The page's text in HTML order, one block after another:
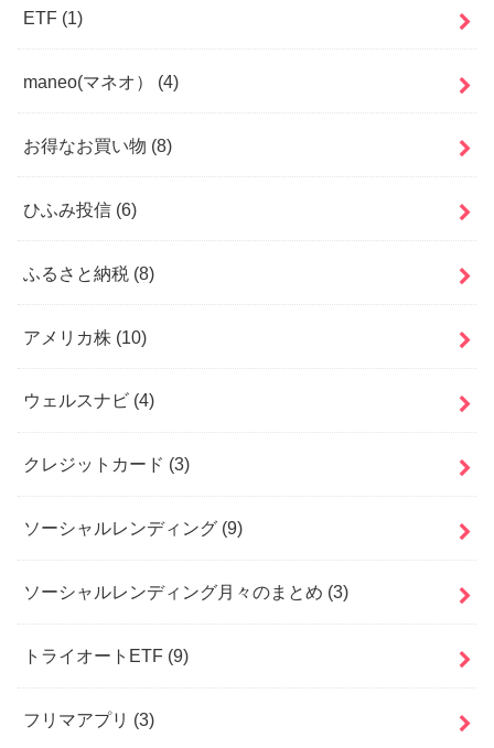
ETF (1)
maneo(マネオ） (4)
お得なお買い物 (8)
ひふみ投信 (6)
ふるさと納税 (8)
アメリカ株 (10)
ウェルスナビ (4)
クレジットカード (3)
ソーシャルレンディング (9)
ソーシャルレンディング月々のまとめ (3)
トライオートETF (9)
フリマアプリ (3)